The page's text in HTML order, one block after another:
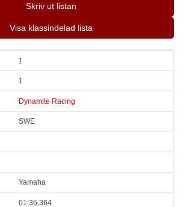
Skriv ut listan
Visa klassindelad lista
1
1
Dynamite Racing
SWE
Yamaha
01:36.364